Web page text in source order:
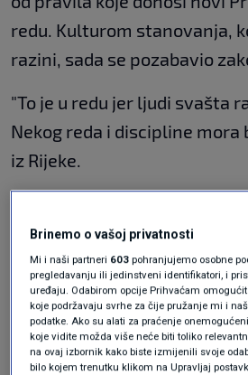
redu. Kulturom stanovanja,
razini, sada se pozabavio
"To je u redu jer ljudi svašta
Nekog reda i discipline mora
iz Rijeke.
Potrebno je da dokumentira
prikupi potpise više od
kako bi se donijela odluka o
reda.
"Meni je zapravo žao što
Brinemo o vašoj privatnosti
Mi i naši partneri 603 pohranjujemo osobne
pregledavanju ili jedinstveni identifikatori, i
uređaju. Odabirom opcije Prihvaćam
koje podržavaju svrhe za čije pružanje mi i
podatke. Ako su alati za praćenje
koje vidite možda više neće biti toliko
na ovaj izbornik kako biste izmijenili svoje
bilo kojem trenutku klikom na Upravljaj